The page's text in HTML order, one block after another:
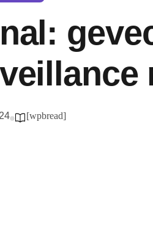
[wpbread]